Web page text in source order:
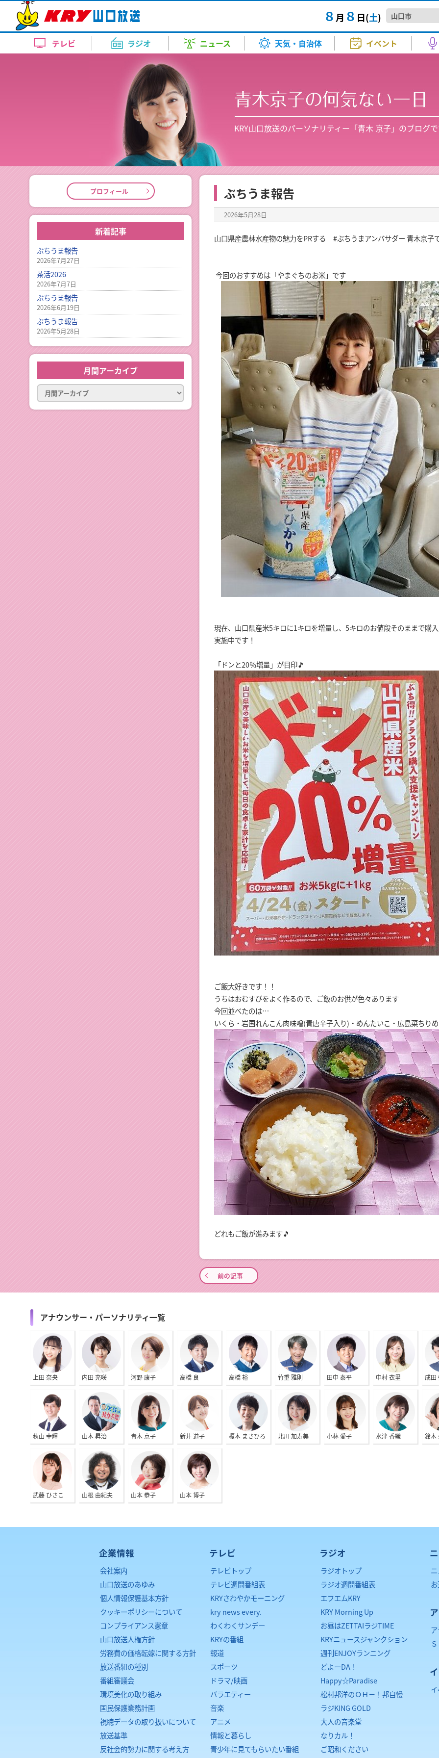
８ 月 ８ 日(土)
テレビ
スポーツ
KRYイチオシ番組
あさ5:20～6:54
らいふ
月～金
午後5:20頃～5:53（kry news every. 2
部内）
午後3:50～7:00
あさ10:55～11:10
元気創出！やまぐち
日曜日
あさ11:10～11:25
日曜日
ラジオ
月～金 正午～ごご4:00
月～金 夕方6:00～6:20
どよーDA！
土曜日 あさ 9:00～正午
Happy☆Paradise
土曜日 正午～1:00
土曜日 ごご 4:00～4:55
大人の音楽堂～ういろう、ひねってみま
した～
土曜日 夕方 5:00～5:30
毎週土曜日 ごご5:30～5:45
日曜日 よる9：00～9：30
ニュース
お盆をふるさとや行楽地で過ごす人たちの帰省ラッシュがピーク
迎える～JR新山口駅も多くの人たちが
お盆をふるさとや行楽地で過ごす人たちの帰省ラッシュがピーク
を...
2026.8.8 17:46
（午
8日朝
ま...
支援する側も疲弊…熊本派遣の山口日赤救護班が帰還 避難所の実
情語る
熊本地震の被災地に派遣された日本赤十字社山口県支部の救護班
2026.8.7 19:38
く...
新企
山口
天気・自治体
近隣のお天気
衛星画像
レーダー
土砂災害警戒情報
洗濯情報
お肌乾燥情報
花粉情報
PM2.5予想
熱中症情報
イベント
コンサート・舞台 美術展
コンサート・舞台
【要事前予約】24時間テレビ49 ①番組生放送②ミニコンサー
ト・トークショー観覧者募集
2026年8月30日 ①11：30～(生放送) ②13：30～(ミニコンサー
ト)
イ
2026
山口
山口放送開局70周年記念10keiちゃんねる 10FAM MEETING
2026年10月3日(土)
2026
内田 充咲
田中 泰平 中村 衣里
成田 弘毅
渡辺 三千彦 秋山 幸輝
山本 昇治
榎本 まさひろ
鈴木 久美
清家 律子 竹島 知江
原田 かお
山根 由紀夫
山本 博子
テレビトップ
KRYの番組 報道 スポーツ ドラマ・映画 バラエティー 音楽 アニメ
情
新番組ラインナップ
KRYイチオシ番組
午後5:20頃～5:53（kry news every. 2
部内）
kry news every.
月～金
午後3:50～7:00
わくわくサンデー
元気創出！やまぐち
あさ11:10～11:25
しものせき21
日曜日
午前11:50〜12:00
ちかくにいわくに
ラジオトップ
KRY Morning Up
月～金 あさ 7:00～11:00
お昼はZETTAIラジTIME
月～金 正午～ごご4:00
KRYニュースジャンクション
月～金 夕方6:00～6:20
大人の音楽堂～ういろう、ひねってみま
した～
土曜日 夕方 5:00～5:30
きょうも、この街で
毎週土曜日 ごご5:30～5:45
ご昭和ください
なりはたりき
日曜日 よる9：00～9：30
ニューストップ
お盆をふるさとや行楽地で過ごす人たちの帰省ラッシュがピーク
迎える～JR新山口駅も多くの人たちが
お盆をふるさとや行楽地で過ごす人たちの帰省ラッシュがピーク
2026.8.8 17:46
【交
（午
8日朝
支援する側も疲弊…熊本派遣の山口日赤救護班が帰還 避難所の実
情語る
熊本地震の被災地に派遣された日本赤十字社山口県支部の救護班
が...
2026.8.7 19:38
海水
夏休
く...
山口
で...
天気・自治体トップ
ピンポイント天気 天気（きょう・あす）
気温（きょう・あす）
10日間天気
近隣のお天気
衛星画像
紫外線情報
花粉情報
イベントトップ
イベント コンサート・舞台 美術展 スポーツ 試写会 その他
イベント情報
コンサート・舞台
【要事前予約】24時間テレビ49 ①番組生放送②ミニコンサー
ト・トークショー観覧者募集
2026年8月30日 ①11：30～(生放送) ②13：30～(ミニコンサー
ト)
者募集
2026
2026
イベント
山口放送開局70周年記念10keiちゃんねる 10FAM MEETING
2026
2026年10月3日(土)
イ
アナウンス室トップ
上田 奈央 内田 充咲 河野 康子
高橋 良
竹重 雅則
田中 泰平 中村 衣里
成田 弘毅
渡辺 三千彦
榎本 まさひろ 北川 加寿美
小林 愛子
清家 律子
山本 恭子 山本 博子
KRY山口放送のパーソナリティー「青木 京子」のブログ
プロフィール
新着記事
ぶちうま報告
2026年7月27日
茶活2026
2026年7月7日
ぶちうま報告
2026年6月19日
ぶちうま報告
2026年5月28日
月間アーカイブ
ぶちうま報告
2026年5月28日
山口県産農林水産物の魅力をPRする #ぶちうまアンバサダー 青木京子
今回のおすすめは「やまぐちのお米」です
現在、山口県産米5キロに1キロを増量し、5キロのお値段そのままで購
実施中です！
「ドンと20％増量」が目印🎵
ご飯大好きです！！
うちはおむすびをよく作るので、ご飯のお供が色々あります
今回並べたのは…
いくら・岩国れんこん肉味噌(青唐辛子入り)・めんたいこ・広島菜ちり
どれもご飯が進みます🎵
前の記事
アナウンサー・パーソナリティ一覧
上田 奈央 内田 充咲 河野 康子 高橋 良 高橋 裕 竹重 雅則 田中 泰平 中村 衣里 成田
秋山 幸輝 山本 昇治 青木 京子 新井 道子 榎本 まさひろ 北川 加寿美 小林 愛子 水津 香織 鈴木
武藤 ひさこ 山根 由紀夫 山本 恭子 山本 博子
企業情報
会社案内
山口放送のあゆみ
個人情報保護基本方針
クッキーポリシーについて
コンプライアンス憲章
山口放送人権方針
労務費の価格転嫁に関する方針
放送番組の種別
番組審議会
環境美化の取り組み
国民保護業務計画
視聴データの取り扱いについて
放送基準
反社会的勢力に関する考え方
テレビ
テレビトップ
テレビ週間番組表
KRYさわやかモーニング
kry news every.
わくわくサンデー
KRYの番組
報道
スポーツ
ドラマ/映画
バラエティー
音楽
アニメ
情報と暮らし
青少年に見てもらいたい番組
ラジオ
ラジオトップ
ラジオ週間番組表
エフエムKRY
KRY Morning Up
お昼はZETTAIラジTIME
KRYニュースジャンクション
週刊ENJOYランニング
どよーDA！
Happy☆Paradise
松村邦洋のＯＨ－！邦自慢
ラジKING GOLD
大人の音楽堂
なりカル！
ご昭和ください